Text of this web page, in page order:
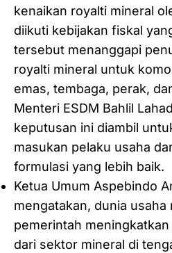
kenaikan royalti mineral
diikuti kebijakan fiskal
tersebut menanggapi
royalti mineral untuk
emas, tembaga, perak,
Menteri ESDM Bahlil
keputusan ini diambil
masukan pelaku usaha
formulasi yang lebih baik.
Ketua Umum Aspebindo
mengatakan, dunia usaha
pemerintah
dari sektor mineral di